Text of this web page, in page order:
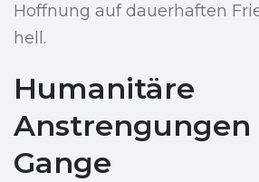
Hoffnung auf dauerhaften
hell.
Humanitäre
Anstrengungen
Gange